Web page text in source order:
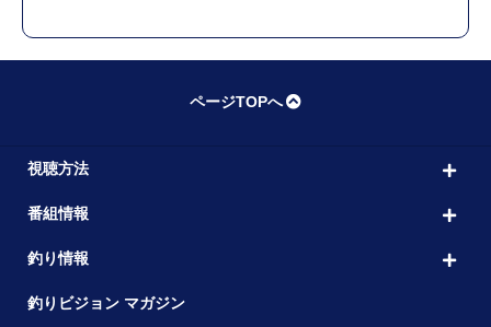
ページTOPへ
視聴方法
番組情報
釣り情報
釣りビジョン マガジン